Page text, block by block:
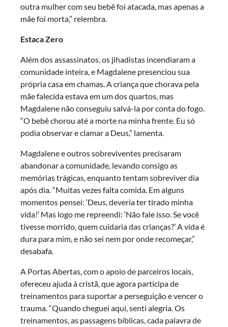
outra mulher com seu bebê foi atacada, mas apenas a
mãe foi morta,” relembra.
Estaca Zero
Além dos assassinatos, os jihadistas incendiaram a
comunidade inteira, e Magdalene presenciou sua
própria casa em chamas. A criança que chorava pela
mãe falecida estava em um dos quartos, mas
Magdalene não conseguiu salvá-la por conta do fogo.
“O bebê chorou até a morte na minha frente. Eu só
podia observar e clamar a Deus,” lamenta.
Magdalene e outros sobreviventes precisaram
abandonar a comunidade, levando consigo as
memórias trágicas, enquanto tentam sobreviver dia
após dia. “Muitas vezes falta comida. Em alguns
momentos pensei: ‘Deus, deveria ter tirado minha
vida!’ Mas logo me repreendi: ‘Não fale isso. Se você
tivesse morrido, quem cuidaria das crianças?’ A vida é
dura para mim, e não sei nem por onde recomeçar,”
desabafa.
A Portas Abertas, com o apoio de parceiros locais,
ofereceu ajuda à cristã, que agora participa de
treinamentos para suportar a perseguição e vencer o
trauma. “Quando cheguei aqui, senti alegria. Os
treinamentos, as passagens bíblicas, cada palavra de